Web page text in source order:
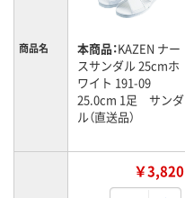
商品名 本商品：KAZEN ナー
スサンダル 25cmホ
ワイト 191-09
25.0cm 1足 サンダ
ル（直送品）
￥3,820